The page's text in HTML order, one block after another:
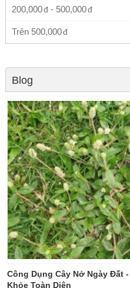
200,000 - 500,000
Trên 500,000
Blog
Công Dụng Cây Nở Ngày Đất
Khỏe Toàn Diện